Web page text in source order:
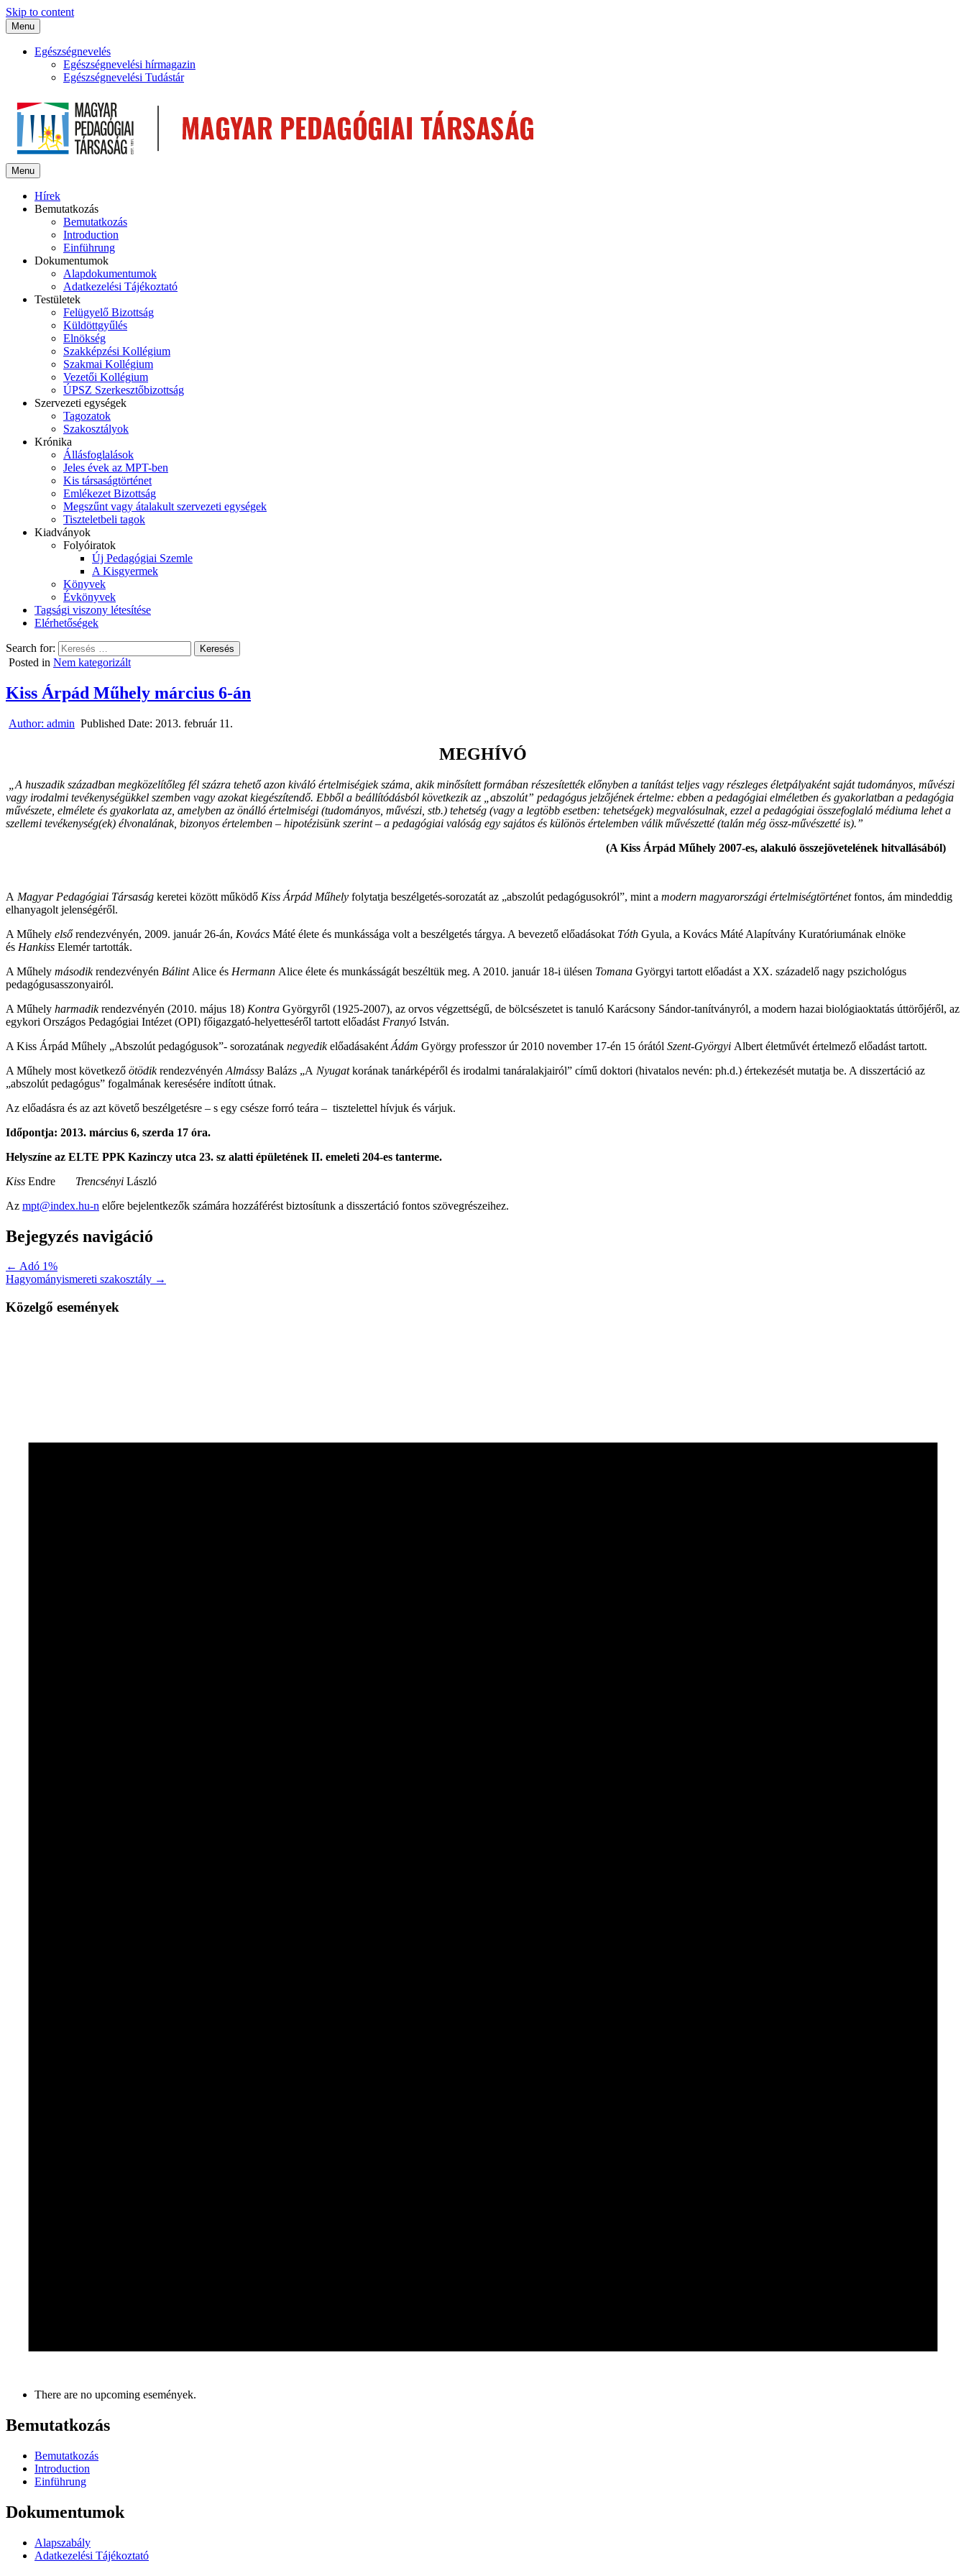
Skip to content
Menu
Egészségnevelés
Egészségnevelési hírmagazin
Egészségnevelési Tudástár
Menu
Hírek
Bemutatkozás
Bemutatkozás
Introduction
Einführung
Dokumentumok
Alapdokumentumok
Adatkezelési Tájékoztató
Testületek
Felügyelő Bizottság
Küldöttgyűlés
Elnökség
Szakképzési Kollégium
Szakmai Kollégium
Vezetői Kollégium
ÚPSZ Szerkesztőbizottság
Szervezeti egységek
Tagozatok
Szakosztályok
Krónika
Állásfoglalások
Jeles évek az MPT-ben
Kis társaságtörténet
Emlékezet Bizottság
Megszűnt vagy átalakult szervezeti egységek
Tiszteletbeli tagok
Kiadványok
Folyóiratok
Új Pedagógiai Szemle
A Kisgyermek
Könyvek
Évkönyvek
Tagsági viszony létesítése
Elérhetőségek
Search for:
Posted in Nem kategorizált
Kiss Árpád Műhely március 6-án
Author: admin Published Date: 2013. február 11.
MEGHÍVÓ
„A huszadik században megközelítőleg fél százra tehető azon kiváló értelmiségiek száma, akik minősített formában részesítették előnyben a tanítást teljes vagy részleges életpályaként saját tudományos, művészi
vagy irodalmi tevékenységükkel szemben vagy azokat kiegészítendő. Ebből a beállítódásból következik az „abszolút” pedagógus jelzőjének értelme: ebben a pedagógiai elméletben és gyakorlatban a pedagógia
művészete, elmélete és gyakorlata az, amelyben az önálló értelmiségi (tudományos, művészi, stb.) tehetség (vagy a legtöbb esetben: tehetségek) megvalósulnak, ezzel a pedagógiai összefoglaló médiuma lehet a
szellemi tevékenység(ek) élvonalának, bizonyos értelemben – hipotézisünk szerint – a pedagógiai valóság egy sajátos és különös értelemben válik művészetté (talán még össz-művészetté is).”
(A Kiss Árpád Műhely 2007-es, alakuló összejövetelének hitvallásából)
A Magyar Pedagógiai Társaság keretei között működő Kiss Árpád Műhely folytatja beszélgetés-sorozatát az „abszolút pedagógusokról”, mint a modern magyarországi értelmiségtörténetfontos, ám mindeddig
elhanyagolt jelenségéről.
A Műhely elsőrendezvényén, 2009. január 26-án, Kovács Máté élete és munkássága volt a beszélgetés tárgya. A bevezető előadásokat Tóth Gyula, a Kovács Máté Alapítvány Kuratóriumának elnöke
és Hankiss Elemér tartották.
A Műhely másodikrendezvényén BálintAlice és Hermann Alice élete és munkásságát beszéltük meg. A 2010. január 18-i ülésen Tomana Györgyi tartott előadást a XX. századelő nagy pszichológus
pedagógusasszonyairól.
A Műhely harmadikrendezvényén (2010. május 18) Kontra Györgyről (1925-2007), az orvos végzettségű, de bölcsészetet is tanuló Karácsony Sándor-tanítványról, a modern hazai biológiaoktatás úttörőjéről, az
egykori Országos Pedagógiai Intézet (OPI) főigazgató-helyetteséről tartott előadást Franyó István.
A Kiss Árpád Műhely „Abszolút pedagógusok”- sorozatának negyedikelőadásaként Ádám György professzor úr 2010 november 17-én 15 órától Szent-Györgyi Albert életművét értelmező előadást tartott.
A Műhely most következő ötödikrendezvényén Almássy Balázs „A Nyugatkorának tanárképéről és irodalmi tanáralakjairól” című doktori (hivatalos nevén: ph.d.) értekezését mutatja be. A disszertáció az
„abszolút pedagógus” fogalmának keresésére indított útnak.
Az előadásra és az azt követő beszélgetésre – s egy csésze forró teára – tisztelettel hívjuk és várjuk.
Időpontja: 2013. március 6, szerda 17 óra.
Helyszíne az ELTE PPK Kazinczy utca 23. sz alatti épületének II. emeleti 204-es tanterme.
Kiss Endre Trencsényi László
Az mpt@index.hu-n előre bejelentkezők számára hozzáférést biztosítunk a disszertáció fontos szövegrészeihez.
Bejegyzés navigáció
← Adó 1%
Hagyományismereti szakosztály →
Közelgő események
There are no upcoming események.
Bemutatkozás
Bemutatkozás
Introduction
Einführung
Dokumentumok
Alapszabály
Adatkezelési Tájékoztató